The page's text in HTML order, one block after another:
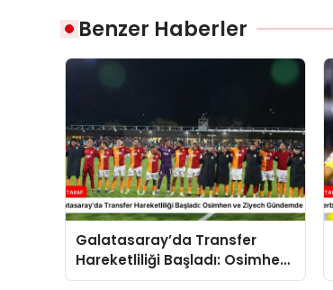
Benzer Haberler
Galatasaray’da Transfer
Hareketliliği Başladı: Osimhen
ve Ziyech Gündemde